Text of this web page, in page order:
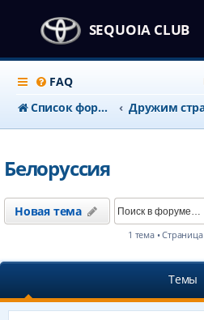
SEQUOIA CLUB
FAQ
Список форумов
Белоруссия
Новая тема
1 тема • Страница
Темы